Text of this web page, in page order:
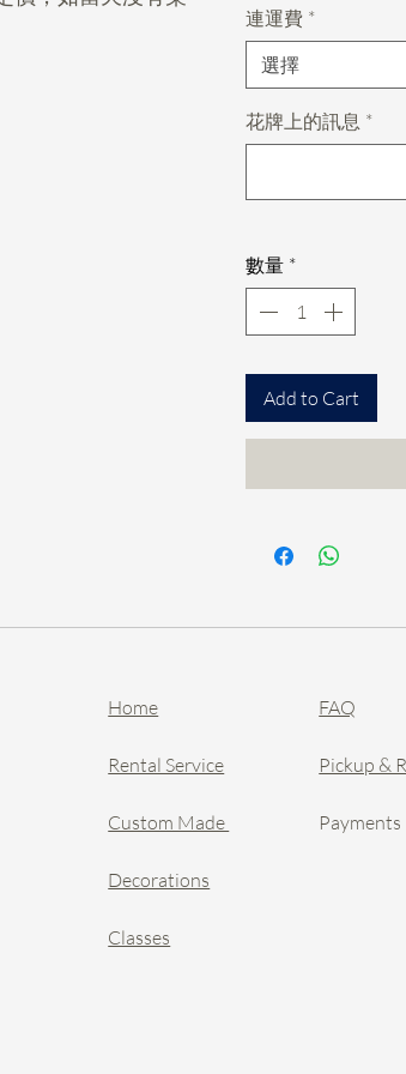
連運費 *
選擇
花牌上的訊息 *
數量 *
Add to Cart
Home
Rental Service
Custom Made
Decorations
Classes
FAQ
Pickup &
Payments